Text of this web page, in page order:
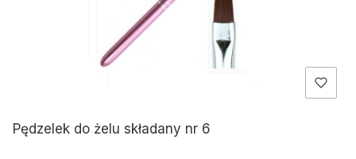
Pędzelek do żelu składany nr 6